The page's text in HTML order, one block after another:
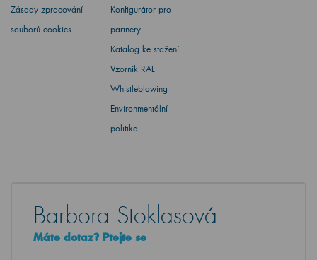
Zásady zpracování
souborů cookies
Konfigurátor pro
partnery
Katalog ke stažení
Vzorník RAL
Whistleblowing
Environmentální
politika
Barbora Stoklasová
Máte dotaz? Ptejte se